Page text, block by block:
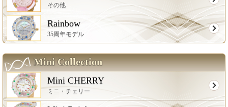
その他
Rainbow
35周年モデル
Mini Collection
Mini CHERRY
ミニ・チェリー